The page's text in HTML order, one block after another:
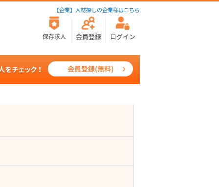
【企業】人材探しの企業様はこちら
保存求人 会員登録 ログイン